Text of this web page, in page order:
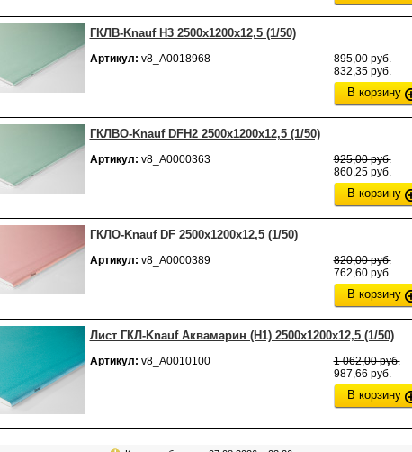
ГКЛВ-Knauf H3 2500х1200х12,5 (1/50)
Артикул: v8_А0018968
895,00 руб.
832,35 руб.
В корзину
ГКЛВО-Knauf DFH2 2500х1200х12,5 (1/50)
Артикул: v8_А0000363
925,00 руб.
860,25 руб.
В корзину
ГКЛО-Knauf DF 2500х1200х12,5 (1/50)
Артикул: v8_А0000389
820,00 руб.
762,60 руб.
В корзину
Лист ГКЛ-Knauf Аквамарин (H1) 2500x1200x12,5 (1/50)
Артикул: v8_А0010100
1 062,00 руб.
987,66 руб.
В корзину